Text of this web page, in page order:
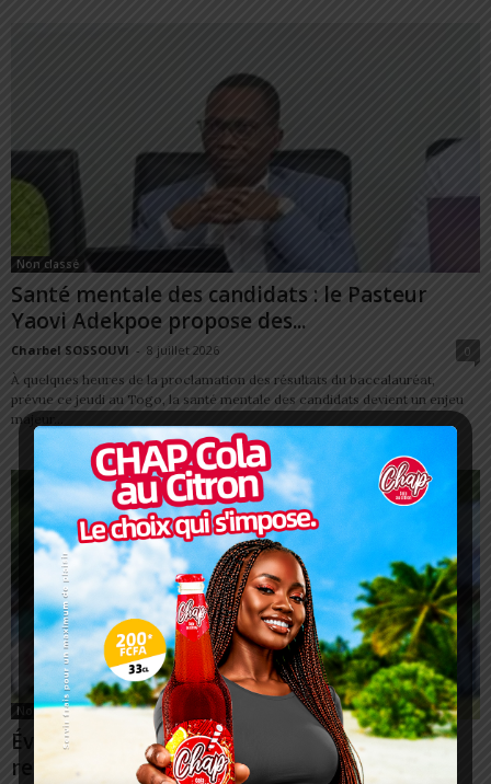
Non classé
Santé mentale des candidats : le Pasteur
Yaovi Adekpoe propose des...
Charbel SOSSOUVI - 8 juillet 2026
0
À quelques heures de la proclamation des résultats du baccalauréat,
prévue ce jeudi au Togo, la santé mentale des candidats devient un enjeu
majeur...
Non classé
Évala 2026 : Kara à quatre jours du grand
rendez-vous